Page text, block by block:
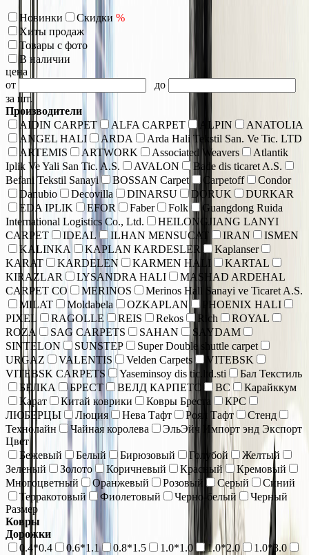
Новинки Скидки %
Хиты продаж
Товары с фото
В наличии
цена
от
до
за шт.
Производители
AIDIN CARPET
ALFA CARPET ALPIN
ANATOLIA
ANGEL HALI
ARDA
Arda Hali Tekstil San. Ve Tic. LTD
ARTEMIS
ARTWORK Associated Weavers
Atlantik
Iplik Ve Yali San Tic. A.S.
AVALON
Bade dis ticaret A.S.
Befani Tekstil Sanayi
BOSSAN Carpet Carpetoff
Condor
Danubio
Decovilla DINARSU DORUK
DURKAR
EDA IPLIK
EFOR Faber Folk
Guangdong Ruida
International Logistics Co., Ltd.
HEILONGJIANG LANYI
CARPET
IDEAL ILHAN MENSUCAT IRAN
ISMEN
KALINKA
KAPLAN KARDESLER
Kaplanser
KARAT
KARDELEN KARMEN HALI
KARTAL
KIRAZLAR
LYSANDRA HALI
MASHAD ARDEHAL
CARPET CO
MERINOS
Merinos Hall Sanayi ve Ticaret A.S.
MILAT
Moldabela OZKAPLAN
PHOENIX HALI
PIXEL
RAGOLLE REIS Rekos Rich
ROYAL
ROZA
SAG CARPETS SAHAN
SAYDAM
SINTELON
SUNSTEP
Super Double shuttle carpet
URGAZ
VALENTIS Velden Carpets
VITEBSK
VITEBSK CARPETS
Yaseminsoy dis tic.ltd.sti
Бал Текстиль
БЕЛКА
БРЕСТ ВЕЛД КАРПЕТС ВС
Карайккум
Карат
Китай коврики Ковры Бреста
КРС
ЛЮБЕРЦЫ
Люция Нева Тафт Роял Тафт
Стенд
Технолайн
Чайная королева
ЭльЭйч Импорт энд Экспорт
Цвет
Бежевый
Белый Бирюзовый Голубой
Желтый
Зеленый
Золото Коричневый Красный
Кремовый
Многоцветный
Оранжевый Розовый Серый
Синий
Терракотовый
Фиолетовый Черно-белый
Черный
Размер
Ковры
Дорожки
0.4*0.4
0.6*1.1 0.8*1.5 1.0*1.0 1.0*2.0
1.0*3.0